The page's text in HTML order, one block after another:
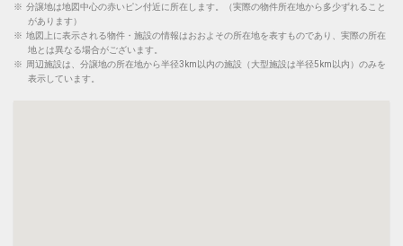
※ 分譲地は地図中心の赤いピン付近に所在します。（実際の物件所在地から多少ずれること
があります）
※ 地図上に表示される物件・施設の情報はおおよその所在地を表すものであり、実際の所在
地とは異なる場合がございます。
※
周辺施設は、分譲地の所在地から半径3km以内の施設（大型施設は半径5km以内）のみを
表示しています。